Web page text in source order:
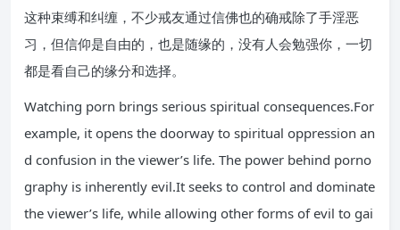
这种束缚和纠缠，不少戒友通过信佛也的确戒除了手淫恶
习，但信仰是自由的，也是随缘的，没有人会勉强你，一切
都是看自己的缘分和选择。
Watching porn brings serious spiritual consequences.For
example, it opens the doorway to spiritual oppression an
d confusion in the viewer’s life. The power behind porno
graphy is inherently evil.It seeks to control and dominate
the viewer’s life, while allowing other forms of evil to gai